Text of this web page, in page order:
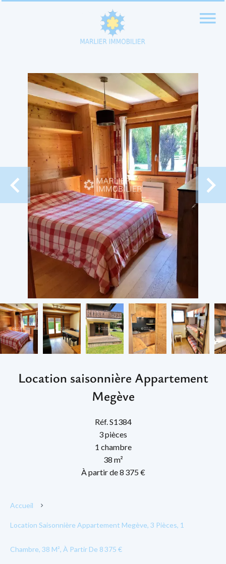
Location saisonnière Appartement
Megève
Réf. S1384
3 pièces
1 chambre
38 m²
À partir de 8 375 €
Accueil
Location Saisonnière Appartement Megève, 3 Pièces, 1
Chambre, 38 M², À Partir De 8 375 €